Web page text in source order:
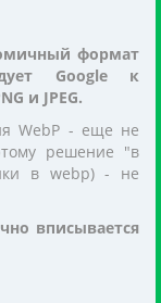
формат
Google к
и JPEG.
WebP - еще не
решение "в
в webp) - не
вписывается